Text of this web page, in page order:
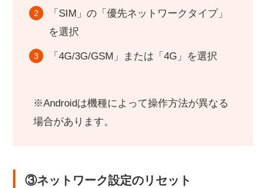
「SIM」の「優先ネットワークタイプ」
を選択
「4G/3G/GSM」または「4G」を選択
※Androidは機種によって操作方法が異なる
場合があります。
③ネットワーク設定のリセット